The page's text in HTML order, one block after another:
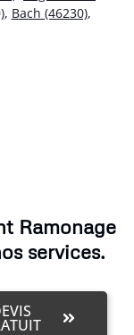
, Bach (46230),
Ramonage
services.